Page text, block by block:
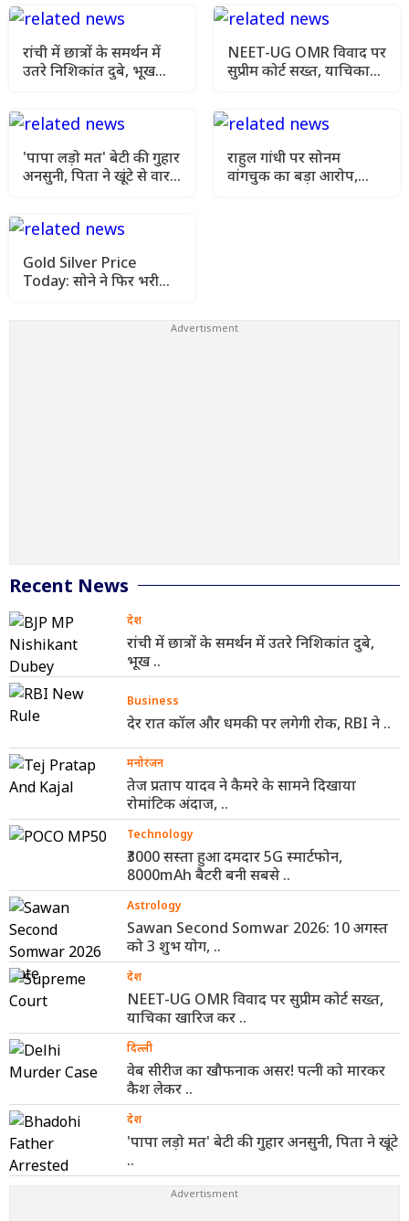
रांची में छात्रों के समर्थन में
उतरे निशिकांत दुबे, भूख
NEET-UG OMR विवाद पर
सुप्रीम कोर्ट सख्त, याचिका
'पापा लड़ो मत' बेटी की गुहार
अनसुनी, पिता ने खूंटे से वार
राहुल गांधी पर सोनम
वांगचुक का बड़ा आरोप,
Gold Silver Price
Today: सोने ने फिर भरी
Recent News
देश
रांची में छात्रों के समर्थन में उतरे निशिकांत दुबे,
भूख ..
Business
देर रात कॉल और धमकी पर लगेगी रोक, RBI ने ..
मनोरंजन
तेज प्रताप यादव ने कैमरे के सामने दिखाया
रोमांटिक अंदाज, ..
Technology
₹3000 सस्ता हुआ दमदार 5G स्मार्टफोन,
8000mAh बैटरी बनी सबसे ..
Astrology
Sawan Second Somwar 2026: 10 अगस्त
को 3 शुभ योग, ..
देश
NEET-UG OMR विवाद पर सुप्रीम कोर्ट सख्त,
याचिका खारिज कर ..
दिल्ली
वेब सीरीज का खौफनाक असर! पत्नी को मारकर
कैश लेकर ..
देश
'पापा लड़ो मत' बेटी की गुहार अनसुनी, पिता ने खूंटे
..